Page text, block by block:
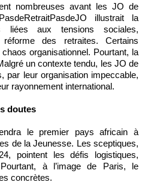
nombreuses avant les JO de
illustrait la
liées aux tensions sociales,
des retraites. Certains
organisationnel. Pourtant, la
un contexte tendu, les JO de
par leur organisation impeccable,
rayonnement international.
doutes
le premier pays africain à
de la Jeunesse. Les sceptiques,
pointent les défis logistiques,
à l’image de Paris, le
concrètes.